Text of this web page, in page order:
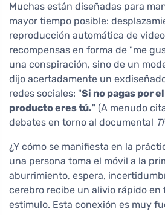
Muchas están diseñadas para
mayor tiempo posible:
reproducción automática de
recompensas en forma de "me
una conspiración, sino de un
dijo acertadamente un
redes sociales: "Si no pagas por
producto eres tú." (A menudo
debates en torno al documental
¿Y cómo se manifiesta en la
una persona toma el móvil a la
aburrimiento, espera,
cerebro recibe un alivio rápido en
estímulo. Esta conexión es muy